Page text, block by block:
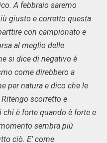
A febbraio saremo
giusto e corretto questa
con campionato e
al meglio delle
si dice di negativo è
come direbbero a
per natura e dico che le
scorretto e
è forte quando è forte e
sembra più
ciò. E' come